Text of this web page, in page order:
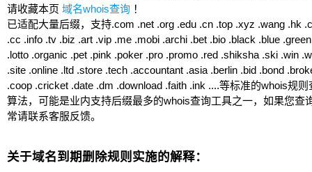
请收藏本页 域名whois查询 ！
已适配大量后缀，支持.com .net .org .edu .cn .top .xyz .wang .hk
.cc .info .tv .biz .art .vip .me .mobi .archi .bet .bio .black .blue
.lotto .organic .pet .pink .poker .pro .promo .red .shiksha .ski .win
.site .online .ltd .store .tech .accountant .asia .berlin .bid .bond
.coop .cricket .date .dm .download .faith .ink ....等标准的whois规
算法，可能是业内支持后缀最多的whois查询工具之一，如果您查
常请联系客服反馈。
关于域名到期删除规则实施的解释：